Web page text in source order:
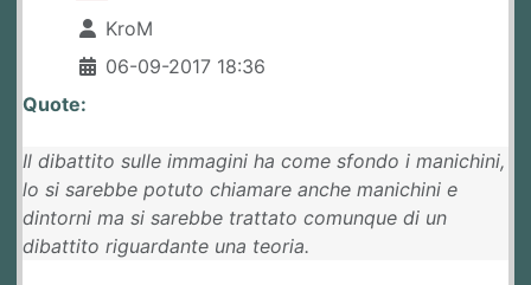
KroM
06-09-2017 18:36
Quote:
Il dibattito sulle immagini ha come sfondo i manichini,
lo si sarebbe potuto chiamare anche manichini e
dintorni ma si sarebbe trattato comunque di un
dibattito riguardante una teoria.